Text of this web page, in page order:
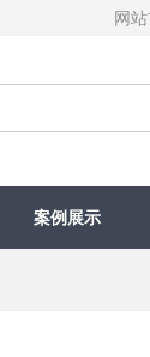
网
案例展示